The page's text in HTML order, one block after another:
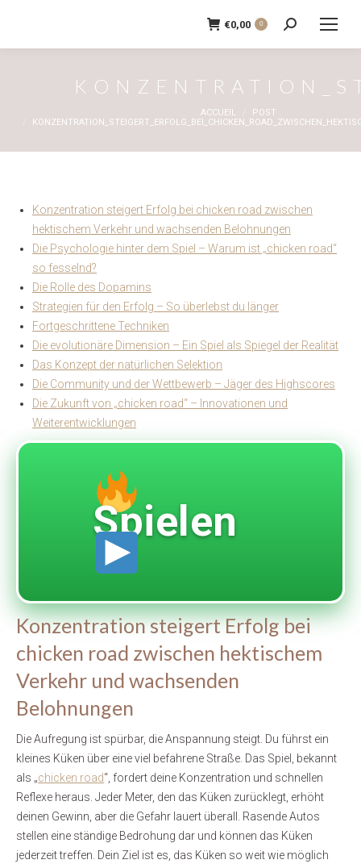
€0,00 0
Recherche
:
ACCUEIL
POST
Konzentration steigert Erfolg bei chicken road zwischen
hektischem Verkehr und wachsenden Belohnungen
Die Psychologie hinter dem Spiel – Warum ist „chicken road“
so fesselnd?
Die Rolle des Dopamins
Strategien für den Erfolg – So überlebst du länger
Fortgeschrittene Techniken
Die evolutionäre Dimension – Ein Spiel als Spiegel der Realität
Das Konzept der natürlichen Selektion
Die Community und der Wettbewerb – Jäger des Highscores
Die Zukunft von „chicken road“ – Innovationen und
Weiterentwicklungen
Spielen
Konzentration steigert Erfolg bei
chicken road zwischen hektischem
Verkehr und wachsenden
Belohnungen
Die Aufregung ist spürbar, die Anspannung steigt. Du führst ein
kleines Küken über eine viel befahrene Straße. Das Spiel, bekannt
als „chicken road“, fordert deine Konzentration und schnellen
Reflexe heraus. Jeder Meter, den das Küken zurücklegt, erhöht
deinen Gewinn, aber die Gefahr lauert überall. Rasende Autos
stellen eine ständige Bedrohung dar und können das Küken
jederzeit treffen. Dein Ziel ist es, das Küken so weit wie möglich